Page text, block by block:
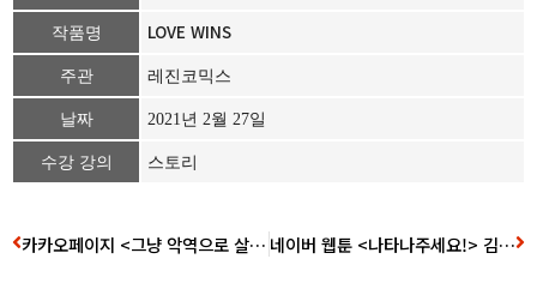
작품명 LOVE WINS
주관 레진코믹스
날짜 2021년 2월 27일
수강 강의 스토리
카카오페이지 <그냥 악역으로 살겠습니다> 베베 작가 네이버 웹툰 <나타나주세요!> 김기현 작가